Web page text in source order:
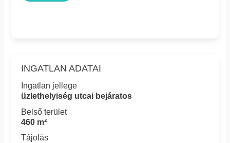
INGATLAN ADATAI
Ingatlan jellege
üzlethelyiség utcai bejáratos
Belső terület
460 m²
Tájolás